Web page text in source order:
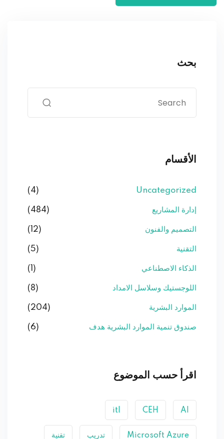
بحث
الأقسام
Uncategorized
(4)
إدارة المشاريع (484)
التصميم والفنون (12)
التقنية (5)
الذكاء الاصطناعي (1)
اللوجستيك وسلاسل الامداد (8)
الموارد البشرية (204)
صندوق تنمية الموارد البشرية هدف (6)
اقرأ حسب الموضوع
AI
CEH
itl
Microsoft Azure تدريب تقنية